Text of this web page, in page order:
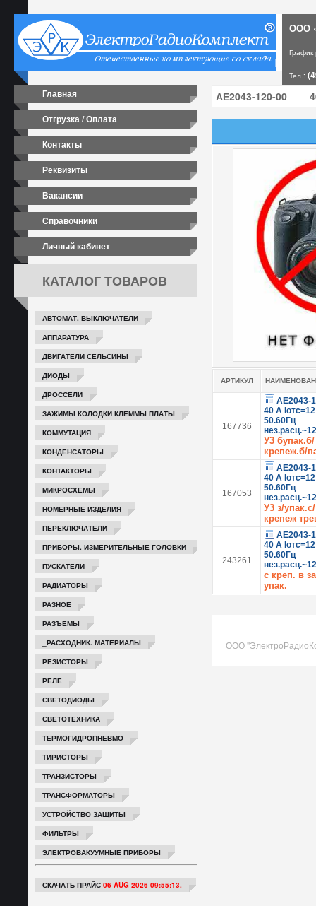
ООО
Тел.:
Главная
Отгрузка / Оплата
Контакты
Реквизиты
Вакансии
Справочники
Личный кабинет
КАТАЛОГ ТОВАРОВ
АВТОМАТ. ВЫКЛЮЧАТЕЛИ
АППАРАТУРА
ДВИГАТЕЛИ СЕЛЬСИНЫ
ДИОДЫ
ДРОССЕЛИ
ЗАЖИМЫ КОЛОДКИ КЛЕММЫ ПЛАТЫ
КОММУТАЦИЯ
КОНДЕНСАТОРЫ
КОНТАКТОРЫ
МИКРОСХЕМЫ
НОМЕРНЫЕ ИЗДЕЛИЯ
ПЕРЕКЛЮЧАТЕЛИ
ПРИБОРЫ. ИЗМЕРИТЕЛЬНЫЕ ГОЛОВКИ
ПУСКАТЕЛИ
РАДИАТОРЫ
РАЗНОЕ
РАЗЪЁМЫ
_РАСХОДНИК. МАТЕРИАЛЫ
РЕЗИСТОРЫ
РЕЛЕ
СВЕТОДИОДЫ
СВЕТОТЕХНИКА
ТЕРМОГИДРОПНЕВМО
ТИРИСТОРЫ
ТРАНЗИСТОРЫ
ТРАНСФОРМАТОРЫ
УСТРОЙСТВО ЗАЩИТЫ
ФИЛЬТРЫ
ЭЛЕКТРОВАКУУМНЫЕ ПРИБОРЫ
СКАЧАТЬ ПРАЙС 06 AUG 2026 09:55:13.
АРТИКУЛ
167736
АЕ2043-
40 А
50.60Гц
У3 бупак.б/
крепеж.б/
167053
АЕ2043-
40 А
50.60Гц
У3 з/упак.с/
крепеж
243261
АЕ2043-
40 А
50.60Гц
с креп. в
упак.
ООО